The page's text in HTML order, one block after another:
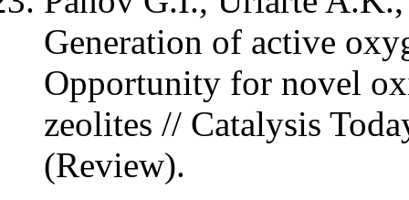
Generation of active
Opportunity for novel
zeolites // Catalysis
(Review).